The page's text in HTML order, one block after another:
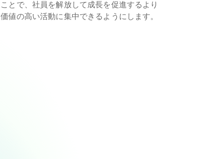
ことで、社員を解放して成長を促進するより
価値の高い活動に集中できるようにします。